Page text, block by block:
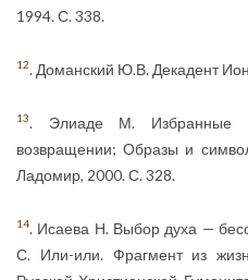
1994. С. 338.
12. Доманский Ю.В. Декадент
13. Элиаде М. Избранные
возвращении; Образы и
Ладомир, 2000. С. 328.
14. Исаева Н. Выбор духа —
С. Или-или. Фрагмент из